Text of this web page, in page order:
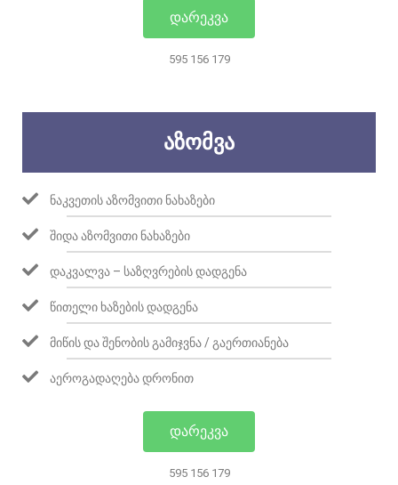
ᲓᲐᲠᲔᲙᲕᲐ
595 156 179
ᲐᲖᲝᲛᲕᲐ
ᲜᲐᲙᲕᲔᲗᲘᲡ ᲐᲖᲝᲛᲕᲘᲗᲘ ᲜᲐᲮᲐᲖᲔᲑᲘ
ᲨᲘᲓᲐ ᲐᲖᲝᲛᲕᲘᲗᲘ ᲜᲐᲮᲐᲖᲔᲑᲘ
ᲓᲐᲙᲕᲐᲚᲕᲐ – ᲡᲐᲖᲦᲕᲠᲔᲑᲘᲡ ᲓᲐᲓᲒᲔᲜᲐ
ᲬᲘᲗᲔᲚᲘ ᲮᲐᲖᲔᲑᲘᲡ ᲓᲐᲓᲒᲔᲜᲐ
ᲛᲘᲬᲘᲡ ᲓᲐ ᲨᲔᲜᲝᲑᲘᲡ ᲒᲐᲛᲘᲯᲕᲜᲐ / ᲒᲐᲔᲠᲗᲘᲐᲜᲔᲑᲐ
ᲐᲔᲠᲝᲒᲐᲓᲐᲦᲔᲑᲐ ᲓᲠᲝᲜᲘᲗ
ᲓᲐᲠᲔᲙᲕᲐ
595 156 179